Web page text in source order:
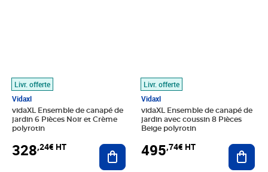
Livr. offerte
Vidaxl
vidaXL Ensemble de canapé de
jardin 6 Pièces Noir et Crème
polyrotin
328,24€ HT Ajouter au panier
Livr. offerte
Vidaxl
vidaXL Ensemble de canapé de
jardin avec coussin 8 Pièces
Beige polyrotin
495,74€ HT